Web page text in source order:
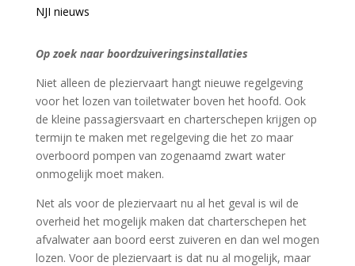
NJI nieuws
Op zoek naar boordzuiveringsinstallaties
Niet alleen de pleziervaart hangt nieuwe regelgeving
voor het lozen van toiletwater boven het hoofd. Ook
de kleine passagiersvaart en charterschepen krijgen op
termijn te maken met regelgeving die het zo maar
overboord pompen van zogenaamd zwart water
onmogelijk moet maken.
Net als voor de pleziervaart nu al het geval is wil de
overheid het mogelijk maken dat charterschepen het
afvalwater aan boord eerst zuiveren en dan wel mogen
lozen. Voor de pleziervaart is dat nu al mogelijk, maar